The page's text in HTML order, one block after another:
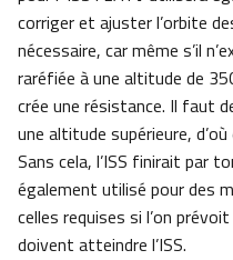
corriger et ajuster l’orbite
nécessaire, car même s’il
raréfiée à une altitude de
crée une résistance. Il faut
une altitude supérieure,
Sans cela, l’ISS finirait par
également utilisé pour des
celles requises si l’on
doivent atteindre l’ISS.